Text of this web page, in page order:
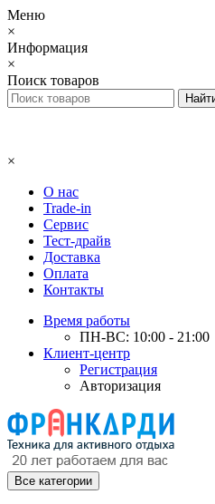
Меню
×
Информация
×
Поиск товаров
×
О нас
Trade-in
Сервис
Тест-драйв
Доставка
Оплата
Контакты
Время работы
ПН-ВС: 10:00 - 21:00
Клиент-центр
Регистрация
Авторизация
Все категории